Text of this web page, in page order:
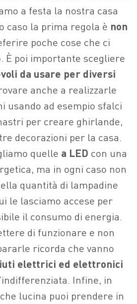
a festa la nostra casa
caso la prima regola è non
poche cose che ci
È poi importante scegliere
da usare per diversi
anche a realizzarle
usando ad esempio sfalci
per creare ghirlande,
decorazioni per la casa.
quelle a LED con una
ma in ogni caso non
quantità di lampadine
le lasciamo accese per
il consumo di energia.
di funzionare e non
ricorda che vanno
elettrici ed elettronici
Infine, in
lucina puoi prendere in